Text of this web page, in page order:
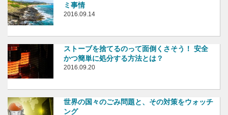
ミ事情
2016.09.14
ストーブを捨てるのって面倒くさそう！ 安全
かつ簡単に処分する方法とは？
2016.09.20
世界の国々のごみ問題と、その対策をウォッチ
ング